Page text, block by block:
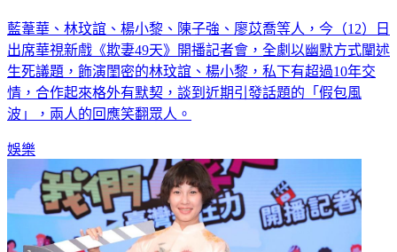
藍葦華、林玟誼、楊小黎、陳子強、廖苡喬等人，今（12）日
出席華視新戲《欺妻49天》開播記者會，全劇以幽默方式闡述
生死議題，飾演閨密的林玟誼、楊小黎，私下有超過10年交
情，合作起來格外有默契，談到近期引發話題的「假包風
波」，兩人的回應笑翻眾人。
娛樂